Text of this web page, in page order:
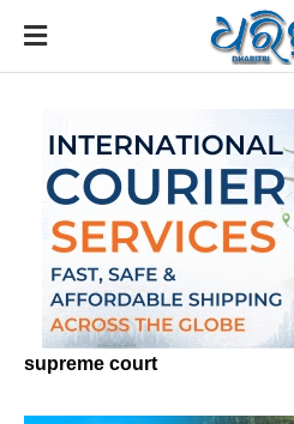
supreme court